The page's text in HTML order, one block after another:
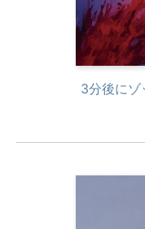
3分後に